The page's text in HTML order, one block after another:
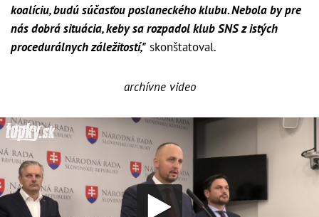
koalíciu, budú súčasťou poslaneckého klubu. Nebola by pre
nás dobrá situácia, keby sa rozpadol klub SNS z istých
procedurálnych záležitostí," skonštatoval.
archívne video